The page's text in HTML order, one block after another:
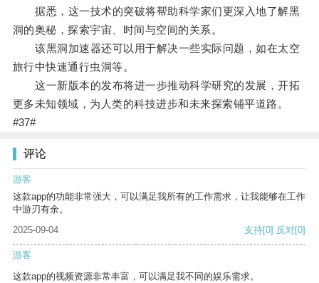
据悉，这一技术的突破将帮助科学家们更深入地了解黑
洞的奥秘，探索宇宙、时间与空间的关系。
该黑洞加速器还可以用于解决一些实际问题，如在太空
旅行中快速通行虫洞等。
这一新版本的发布将进一步推动科学研究的发展，开拓
更多未知领域，为人类的科技进步和未来探索铺平道路。
#37#
评论
游客
这款app的功能非常强大，可以满足我所有的工作需求，让我能够在工作
中游刃有余。
2025-09-04
支持[0] 反对[0]
游客
这款app的视频资源非常丰富，可以满足我不同的娱乐需求。